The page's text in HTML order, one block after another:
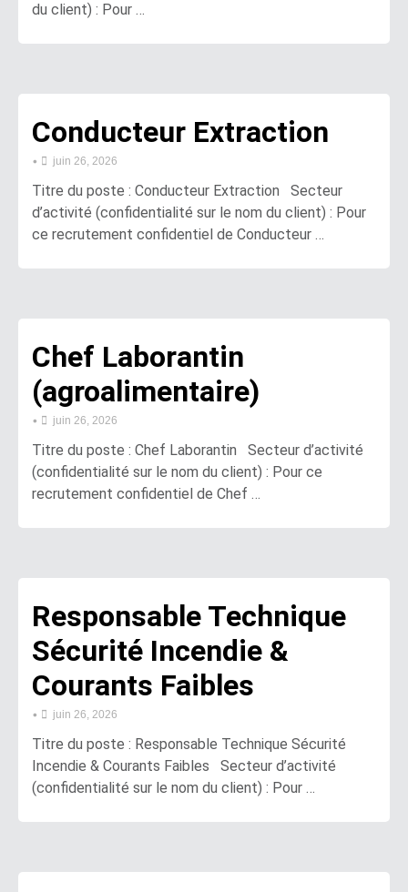
du client) : Pour …
Conducteur Extraction
• juin 26, 2026
Titre du poste : Conducteur Extraction Secteur
d’activité (confidentialité sur le nom du client) : Pour
ce recrutement confidentiel de Conducteur …
Chef Laborantin
(agroalimentaire)
• juin 26, 2026
Titre du poste : Chef Laborantin Secteur d’activité
(confidentialité sur le nom du client) : Pour ce
recrutement confidentiel de Chef …
Responsable Technique
Sécurité Incendie &
Courants Faibles
• juin 26, 2026
Titre du poste : Responsable Technique Sécurité
Incendie & Courants Faibles Secteur d’activité
(confidentialité sur le nom du client) : Pour …